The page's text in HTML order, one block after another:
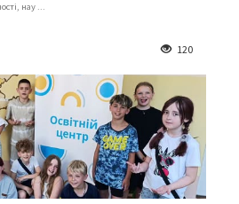
нау ...
120